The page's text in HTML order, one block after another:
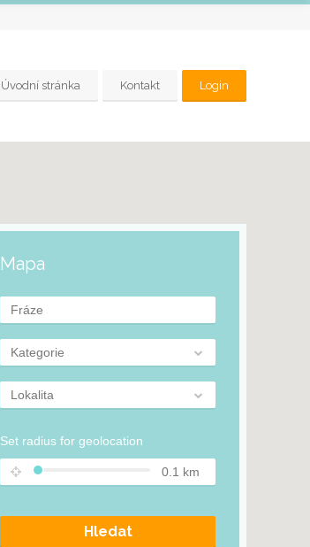
Úvodní stránka Kontakt Login
Mapa
Kategorie
Lokalita
Set radius for geolocation
0.1 km
Hledat